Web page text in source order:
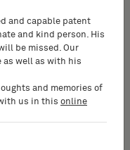
and capable patent
and kind person. His
be missed. Our
as well as with his
and memories of
us in this online